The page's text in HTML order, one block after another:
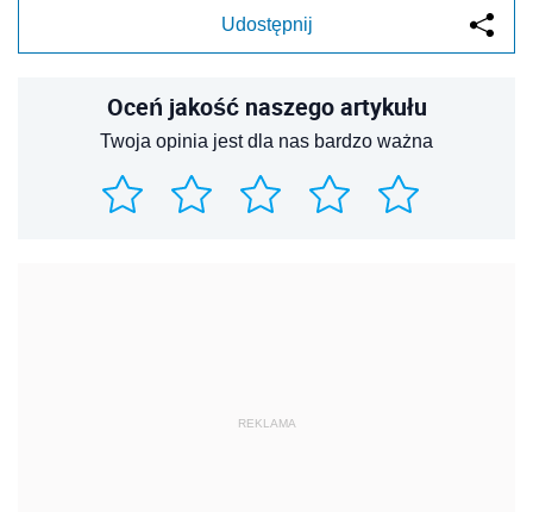
Udostępnij
Oceń jakość naszego artykułu
Twoja opinia jest dla nas bardzo ważna
REKLAMA